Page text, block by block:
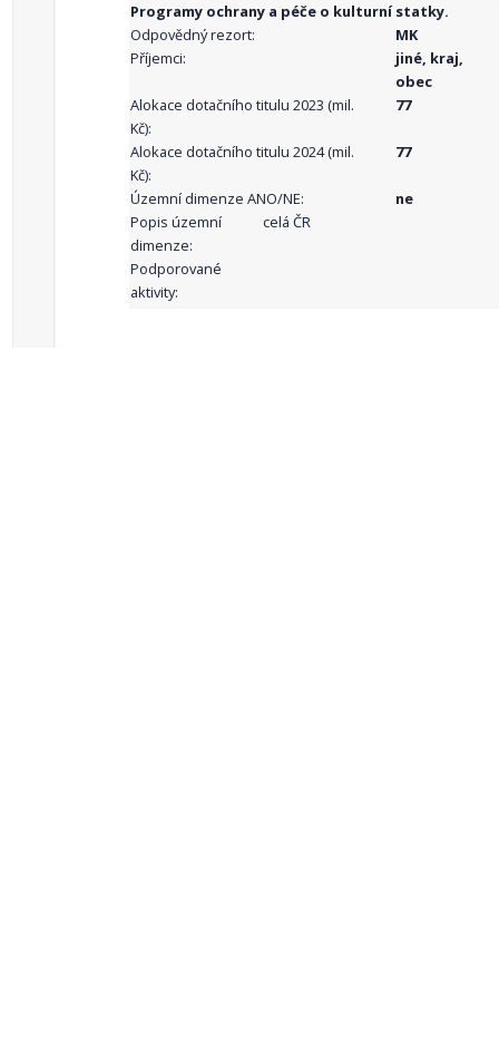
Programy ochrany a péče o kulturní statky.
Odpovědný rezort:
MK
Příjemci:
jiné, kraj,
obec
Alokace dotačního titulu 2023 (mil.
Kč):
77
Alokace dotačního titulu 2024 (mil.
Kč):
77
Územní dimenze ANO/NE:
ne
Popis územní
dimenze:
celá ČR
Podporované
aktivity: